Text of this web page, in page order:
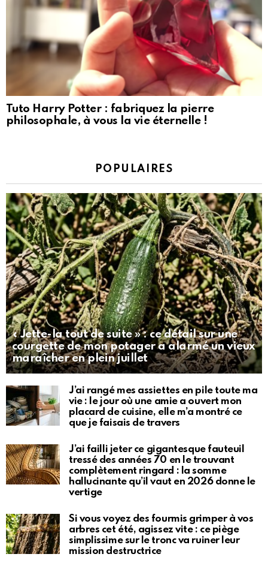
Tuto Harry Potter : fabriquez la pierre
philosophale, à vous la vie éternelle !
POPULAIRES
« Jette-la tout de suite » : ce détail sur une
courgette de mon potager a alarmé un vieux
maraîcher en plein juillet
J’ai rangé mes assiettes en pile toute ma
vie : le jour où une amie a ouvert mon
placard de cuisine, elle m’a montré ce
que je faisais de travers
J’ai failli jeter ce gigantesque fauteuil
tressé des années 70 en le trouvant
complètement ringard : la somme
hallucinante qu’il vaut en 2026 donne le
vertige
Si vous voyez des fourmis grimper à vos
arbres cet été, agissez vite : ce piège
simplissime sur le tronc va ruiner leur
mission destructrice